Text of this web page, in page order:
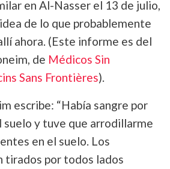
en Al-Nasser el 13 de julio,
de lo que probablemente
ahora. (Este informe es del
de Médicos Sin
Sans Frontières).
escribe: “Había sangre por
suelo y tuve que arrodillarme
en el suelo. Los
tirados por todos lados